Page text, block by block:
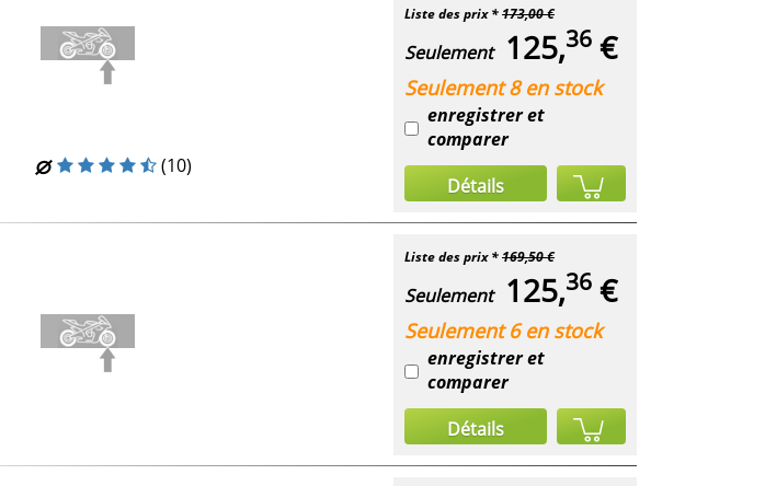
(10)
Liste des prix *173,00 €
Seulement 125,36 €
Seulement 8 en stock
enregistrer et
comparer
Détails
Liste des prix *169,50 €
Seulement 125,36 €
Seulement 6 en stock
enregistrer et
comparer
Détails